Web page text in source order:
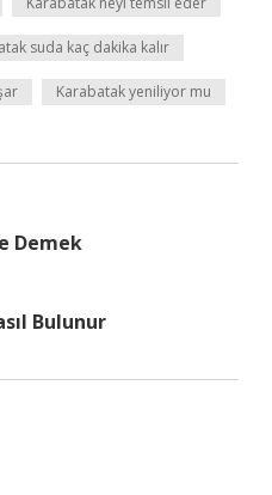
suda kaç dakika kalır
Karabatak yeniliyor mu
Demek
Bulunur